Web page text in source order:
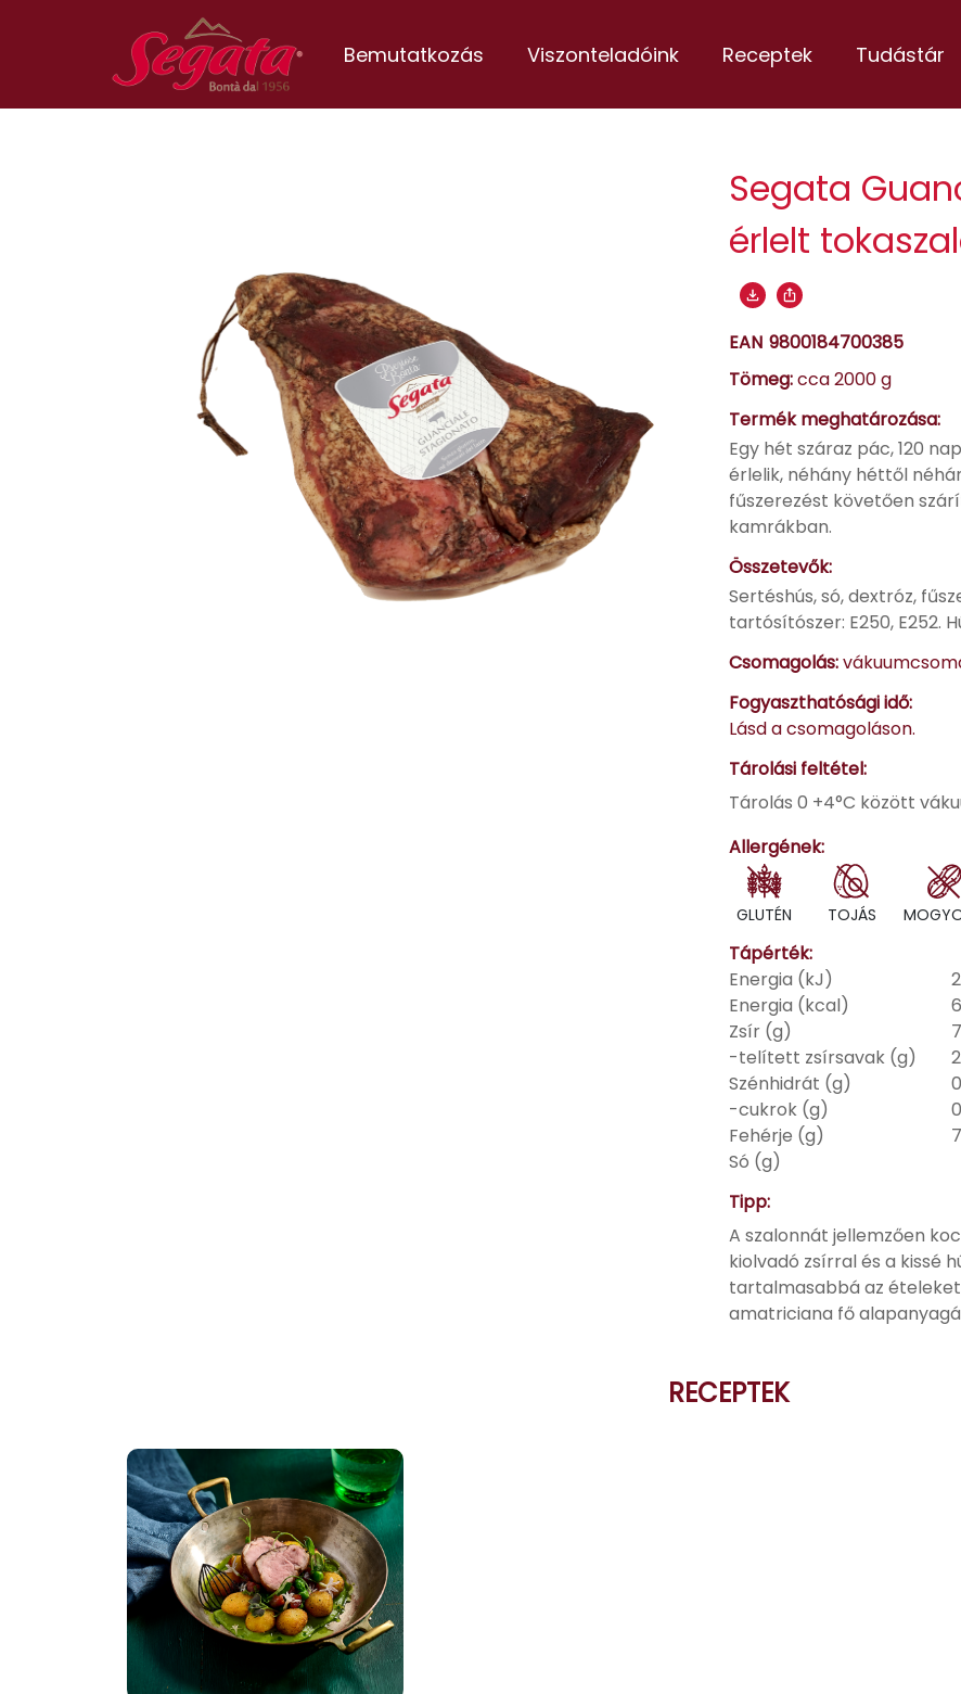
Bemutatkozás Viszonteladóink Receptek Tudástár
Segata
érlelt
EAN 9800184700385
Tömeg:cca 2000 g
Termék meghatározása:
Egy hét száraz pác, 120
érlelik, néhány héttől
fűszerezést követően
kamrákban.
Összetevők:
Sertéshús, só, dextróz,
tartósítószer: E250, E252.
Csomagolás:
Fogyaszthatósági idő:
Lásd a csomagoláson.
Tárolási feltétel:
Tárolás 0 +4°C között
Allergének:
GLUTÉN TOJÁS
Tápérték:
Energia (kJ)
Energia (kcal)
Zsír (g)
-telített zsírsavak (g)
Szénhidrát (g)
-cukrok (g)
Fehérje (g)
Só (g)
0
0
7
Tipp:
A szalonnát jellemzően
kiolvadó zsírral és a kissé
tartalmasabbá az
amatriciana fő
RECEPTEK